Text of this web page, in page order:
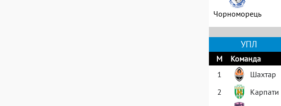
Чорноморець
УПЛ
М Команда
1
Шахтар
2
Карпати